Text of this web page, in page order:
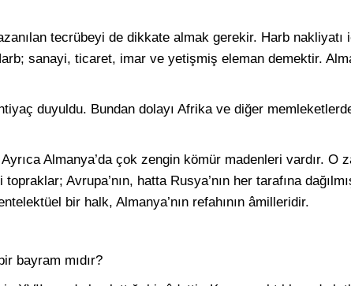
tecrübeyi de dikkate almak gerekir. Harb nakliyatı
sanayi, ticaret, imar ve yetişmiş eleman demektir.
duyuldu. Bundan dolayı Afrika ve diğer
Almanya’da çok zengin kömür madenleri vardır. O
Avrupa’nın, hatta Rusya’nın her tarafına
bir halk, Almanya’nın refahının âmilleridir.
bayram mıdır?